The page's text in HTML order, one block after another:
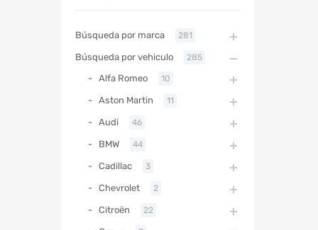
Búsqueda por marca 281
Búsqueda por vehiculo 285
Alfa Romeo 10
Aston Martin 11
Audi 46
BMW 44
Cadillac 3
Chevrolet 2
Citroën 22